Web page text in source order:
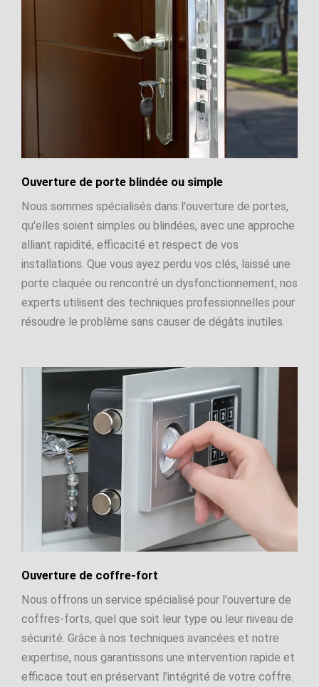
Ouverture de porte blindée ou simple
Nous sommes spécialisés dans l'ouverture de portes,
qu'elles soient simples ou blindées, avec une approche
alliant rapidité, efficacité et respect de vos
installations. Que vous ayez perdu vos clés, laissé une
porte claquée ou rencontré un dysfonctionnement, nos
experts utilisent des techniques professionnelles pour
résoudre le problème sans causer de dégâts inutiles.
Ouverture de coffre-fort
Nous offrons un service spécialisé pour l'ouverture de
coffres-forts, quel que soit leur type ou leur niveau de
sécurité. Grâce à nos techniques avancées et notre
expertise, nous garantissons une intervention rapide et
efficace tout en préservant l’intégrité de votre coffre.